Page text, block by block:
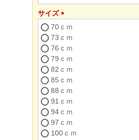
須)
サイズ
(必
須)
70ｃｍ
73ｃｍ
76ｃｍ
79ｃｍ
82ｃｍ
85ｃｍ
88ｃｍ
91ｃｍ
94ｃｍ
97ｃｍ
100ｃｍ